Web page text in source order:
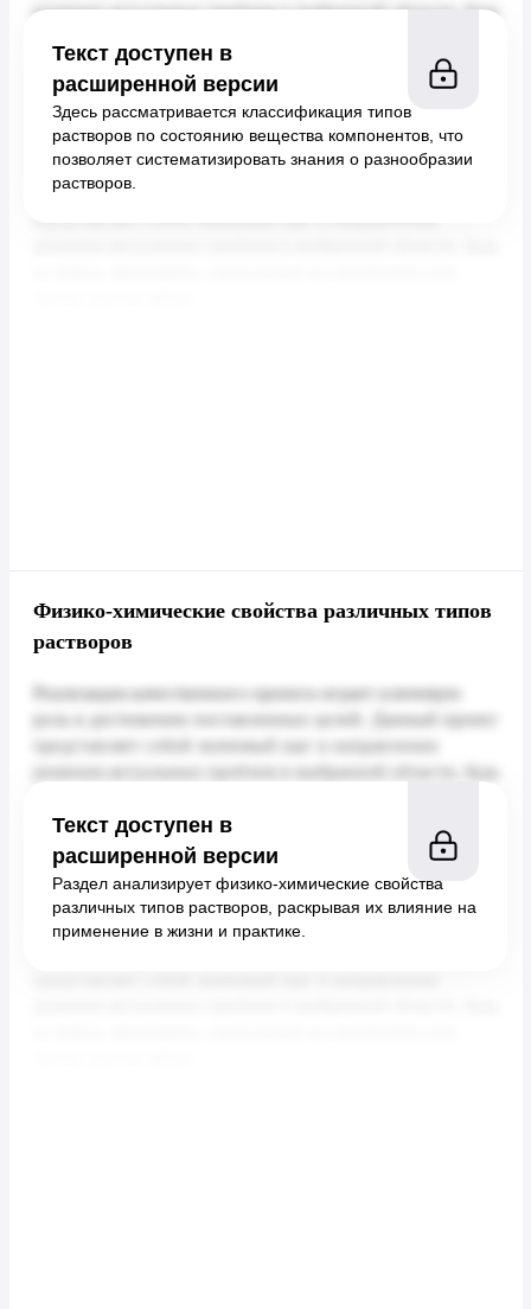
Текст доступен в
расширенной версии
Здесь рассматривается классификация типов
растворов по состоянию вещества компонентов, что
позволяет систематизировать знания о разнообразии
растворов.
Физико-химические свойства различных типов
растворов
Текст доступен в
расширенной версии
Раздел анализирует физико-химические свойства
различных типов растворов, раскрывая их влияние на
применение в жизни и практике.